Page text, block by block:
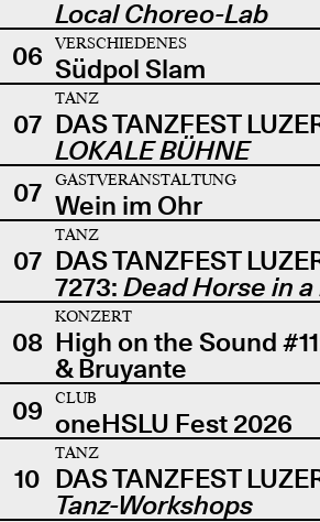
Local Choreo-Lab
06
VERSCHIEDENES
Südpol Slam
07
TANZ
DAS TANZFEST
LOKALE BÜHNE
07
GASTVERANSTALTUNG
Wein im Ohr
07
TANZ
DAS TANZFEST
7273: Dead Horse in
08
KONZERT
High on the Sound
& Bruyante
09
CLUB
oneHSLU Fest 2026
10
TANZ
DAS TANZFEST
Tanz-Workshops